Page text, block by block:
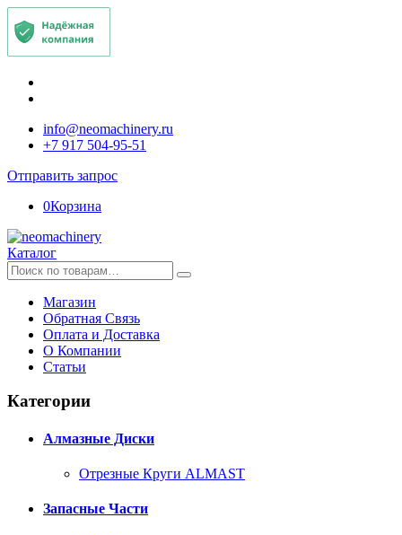
info@neomachinery.ru
+7 917 504-95-51
Отправить запрос
0Корзина
Каталог
Искать:
Магазин
Обратная Связь
Оплата и Доставка
О Компании
Статьи
Категории
Алмазные Диски
Отрезные Круги ALMAST
Запасные Части